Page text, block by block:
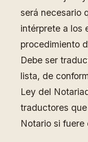
será necesario
intérprete a los
procedimiento
Debe ser
lista, de
Ley del
traductores
Notario si fuere